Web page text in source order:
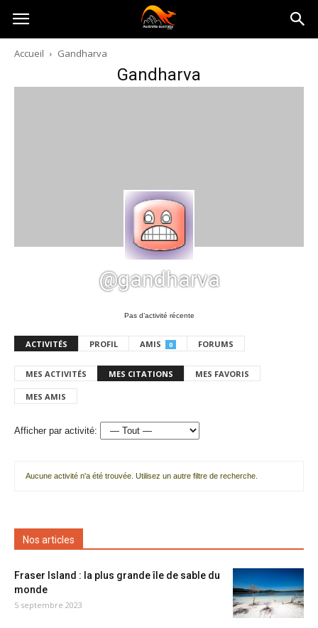
Australia-
australie.com
Accueil Gandharva
Gandharva
@gandharva
Pas d’activité récente
ACTIVITÉS PROFIL AMIS 0 FORUMS
MES ACTIVITÉS MES CITATIONS MES FAVORIS
MES AMIS
Afficher par activité:
Aucune activité n'a été trouvée. Utilisez un autre filtre de recherche.
Nos articles
Fraser Island : la plus grande île de sable du
monde
5 septembre 2023